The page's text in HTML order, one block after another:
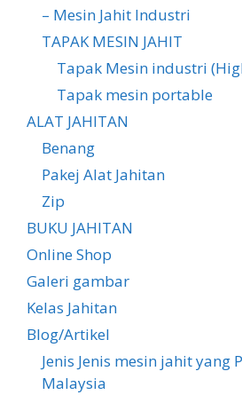
– Mesin Jahit Industri
TAPAK MESIN JAHIT
Tapak Mesin industri
Tapak mesin portable
ALAT JAHITAN
Benang
Pakej Alat Jahitan
Zip
BUKU JAHITAN
Online Shop
Galeri gambar
Kelas Jahitan
Blog/Artikel
Jenis Jenis mesin jahit yang
Malaysia